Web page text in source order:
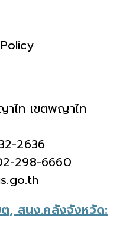
ไท เขตพญาไท
2636
298-6660
, สนง.คลังจังหวัด: